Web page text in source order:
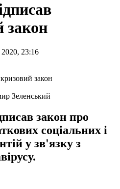
закон
23:16
Зеленський
закон про
соціальних і
у зв'язку з